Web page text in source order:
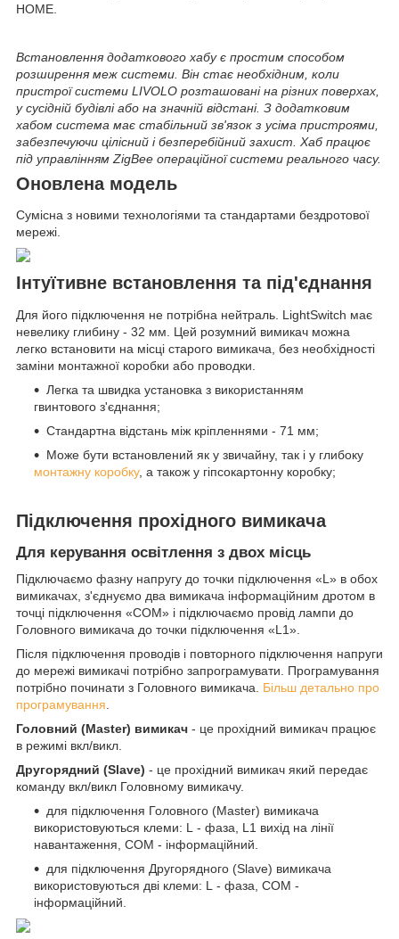
HOME.
Встановлення додаткового хабу є простим способом
розширення меж системи. Він стає необхідним, коли
пристрої системи LIVOLO розташовані на різних поверхах,
у сусідній будівлі або на значній відстані. З додатковим
хабом система має стабільний зв'язок з усіма пристроями,
забезпечуючи цілісний і безперебійний захист. Хаб працює
під управлінням ZigBee операційної системи реального часу.
Оновлена модель
Сумісна з новими технологіями та стандартами бездротової
мережі.
Інтуїтивне встановлення та під'єднання
Для його підключення не потрібна нейтраль. LightSwitch має
невелику глибину - 32 мм. Цей розумний вимикач можна
легко встановити на місці старого вимикача, без необхідності
заміни монтажної коробки або проводки.
Легка та швидка установка з використанням
гвинтового з'єднання;
Стандартна відстань між кріпленнями - 71 мм;
Може бути встановлений як у звичайну, так і у глибоку
монтажну коробку, а також у гіпсокартонну коробку;
Підключення прохідного вимикача
Для керування освітлення з двох місць
Підключаємо фазну напругу до точки підключення «L» в обох
вимикачах, з'єднуємо два вимикача інформаційним дротом в
точці підключення «COM» і підключаємо провід лампи до
Головного вимикача до точки підключення «L1».
Після підключення проводів і повторного підключення напруги
до мережі вимикачі потрібно запрограмувати. Програмування
потрібно починати з Головного вимикача. Більш детально про
програмування.
Головний (Master) вимикач - це прохідний вимикач працює
в режимі вкл/викл.
Другорядний (Slave) - це прохідний вимикач який передає
команду вкл/викл Головному вимикачу.
для підключення Головного (Master) вимикача
використовуються клеми: L - фаза, L1 вихід на лінії
навантаження, COM - інформаційний.
для підключення Другорядного (Slave) вимикача
використовуються дві клеми: L - фаза, COM -
інформаційний.